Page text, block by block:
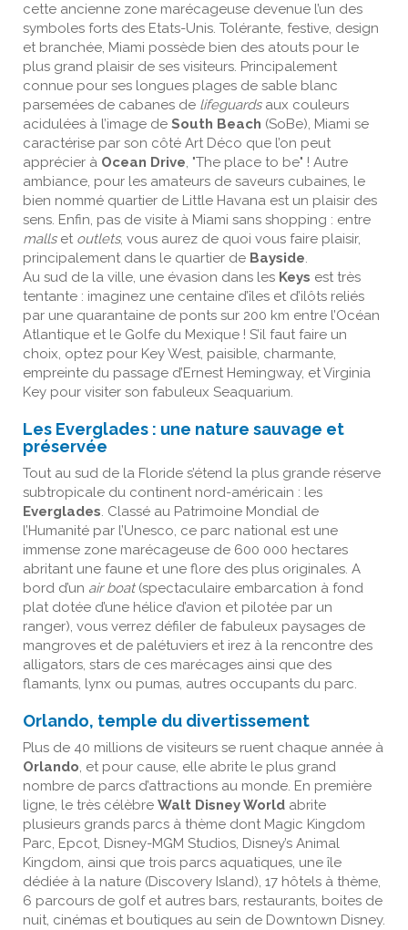
cette ancienne zone marécageuse devenue l’un des
symboles forts des Etats-Unis. Tolérante, festive, design
et branchée, Miami possède bien des atouts pour le
plus grand plaisir de ses visiteurs. Principalement
connue pour ses longues plages de sable blanc
parsemées de cabanes de lifeguardsaux couleurs
acidulées à l’image de South Beach (SoBe), Miami se
caractérise par son côté Art Déco que l’on peut
apprécier à Ocean Drive, "The place to be" ! Autre
ambiance, pour les amateurs de saveurs cubaines, le
bien nommé quartier de Little Havana est un plaisir des
sens. Enfin, pas de visite à Miami sans shopping : entre
mallset outlets, vous aurez de quoi vous faire plaisir,
principalement dans le quartier de Bayside.
Au sud de la ville, une évasion dans les Keys est très
tentante : imaginez une centaine d’îles et d’ilôts reliés
par une quarantaine de ponts sur 200 km entre l’Océan
Atlantique et le Golfe du Mexique ! S’il faut faire un
choix, optez pour Key West, paisible, charmante,
empreinte du passage d’Ernest Hemingway, et Virginia
Key pour visiter son fabuleux Seaquarium.
Les Everglades : une nature sauvage et
préservée
Tout au sud de la Floride s’étend la plus grande réserve
subtropicale du continent nord-américain : les
Everglades. Classé au Patrimoine Mondial de
l’Humanité par l’Unesco, ce parc national est une
immense zone marécageuse de 600 000 hectares
abritant une faune et une flore des plus originales. A
bord d’un air boat(spectaculaire embarcation à fond
plat dotée d’une hélice d’avion et pilotée par un
ranger), vous verrez défiler de fabuleux paysages de
mangroves et de palétuviers et irez à la rencontre des
alligators, stars de ces marécages ainsi que des
flamants, lynx ou pumas, autres occupants du parc.
Orlando, temple du divertissement
Plus de 40 millions de visiteurs se ruent chaque année à
Orlando, et pour cause, elle abrite le plus grand
nombre de parcs d’attractions au monde. En première
ligne, le très célèbre Walt Disney World abrite
plusieurs grands parcs à thème dont Magic Kingdom
Parc, Epcot, Disney-MGM Studios, Disney’s Animal
Kingdom, ainsi que trois parcs aquatiques, une île
dédiée à la nature (Discovery Island), 17 hôtels à thème,
6 parcours de golf et autres bars, restaurants, boites de
nuit, cinémas et boutiques au sein de Downtown Disney.